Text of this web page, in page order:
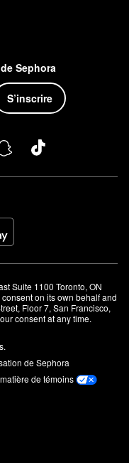
Sephora
S’inscrire
Suite 1100 Toronto, ON
on its own behalf and
Floor 7, San Francisco,
consent at any time.
de Sephora
de témoins